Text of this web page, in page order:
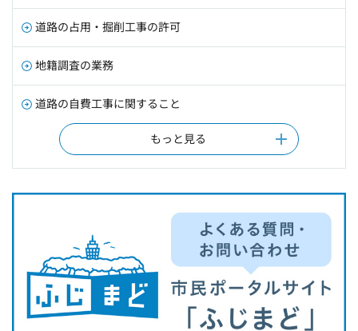
道路の占用・掘削工事の許可
地籍調査の業務
道路の自費工事に関すること
もっと見る